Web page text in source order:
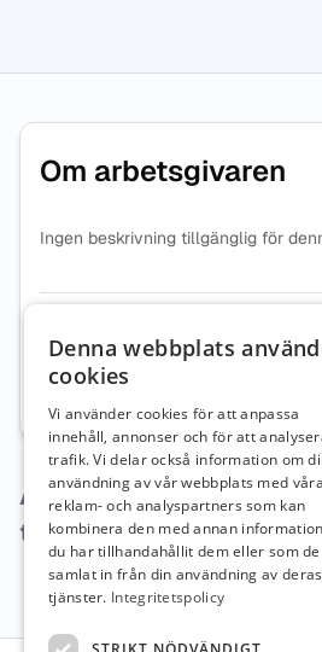
Om arbetsgivaren
Ingen beskrivning tillgänglig för
5564421724
Webbplats
Arbetsgivaren har inga
tillfället.
Denna webbplats
cookies
Vi använder cookies för att anpassa
innehåll, annonser och för att
trafik. Vi delar också information om
användning av vår webbplats med våra
reklam- och analyspartners som kan
kombinera den med annan
du har tillhandahållit dem eller som
samlat in från din användning av deras
tjänster. Integritetspolicy